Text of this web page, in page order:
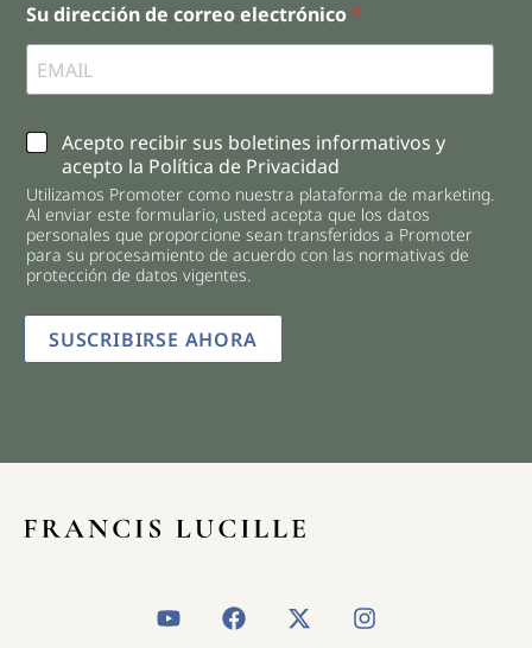
Su dirección de correo electrónico *
C
e
c
k
b
o
e
*
Acepto recibir sus boletines informativos y
acepto la Política de Privacidad
Utilizamos Promoter como nuestra plataforma de marketing.
Al enviar este formulario, usted acepta que los datos
personales que proporcione sean transferidos a Promoter
para su procesamiento de acuerdo con las normativas de
protección de datos vigentes.
SUSCRIBIRSE AHORA
Y
o
F
a
X
-
I
n